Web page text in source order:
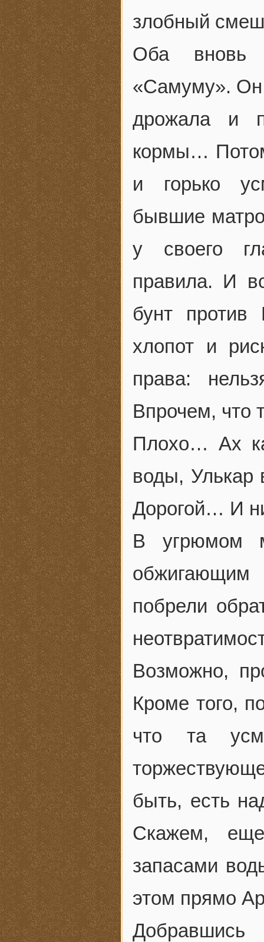
злобный
Оба вновь
«Самуму». Он
дрожала и
кормы…
и горько
бывшие
у своего
правила. И
бунт
хлопот и
права:
Впрочем, что
Плохо… Ах
воды, Улькар
Дорогой… И
В угрюмом
побрели
Возможно,
Кроме того,
что та
быть, есть
Скажем,
запасами
этом прямо